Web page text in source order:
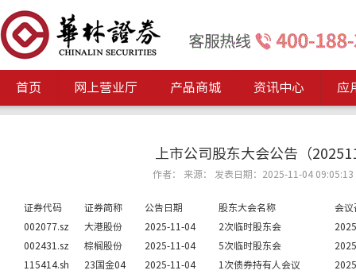
首页 网上营业厅 产品商城 资讯中心 应
上市公司股东大会公告（
作者： 来源： 发表日期：2025-11-04 09:05:13
证券代码 证券简称 公告日期 股东大会名称
会议
002077.sz
大港股份 2025-11-04 2次临时股东会
002431.sz
棕榈股份 2025-11-04 5次临时股东会
115414.sh
23国金04 2025-11-04 1次债券持有人会议